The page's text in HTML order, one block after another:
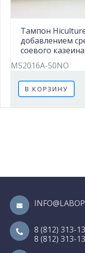
Тампон
добавлением
соевого
MS2016A-50NO
В КОРЗИНУ
8 (812) 313-
8 (812) 313-